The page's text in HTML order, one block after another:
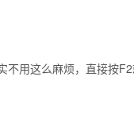
用这么麻烦，直接按F2